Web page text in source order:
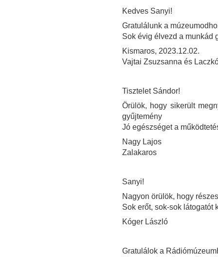
Kedves Sanyi!
Gratulálunk a
Sok évig élvezd a munkád
Kismaros, 2023.12.02.
Vajtai Zsuzsanna és
Tisztelet Sándor!
Örülök, hogy sikerült
gyűjtemény
Jó egészséget a
Nagy Lajos
Zalakaros
Sanyi!
Nagyon örülök, hogy
Sok erőt, sok-sok látogatót
Kóger László
Gratulálok a